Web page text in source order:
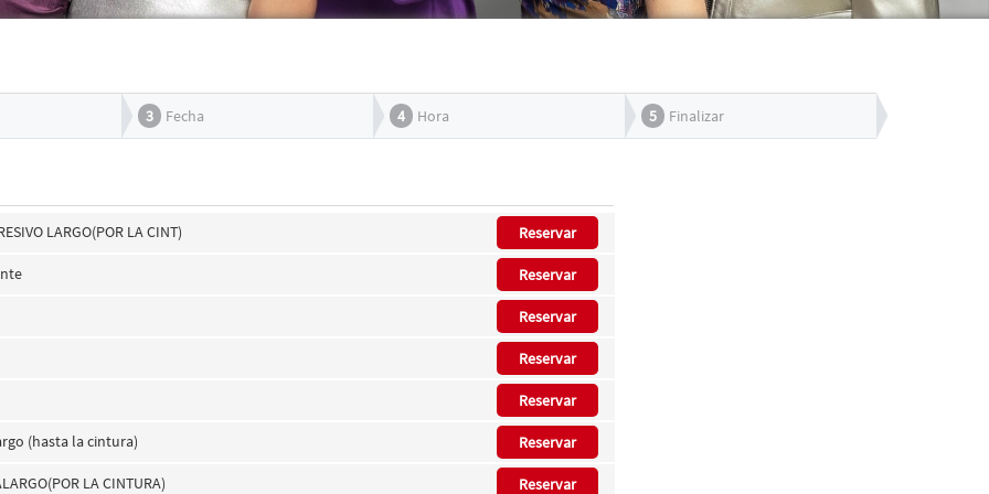
3 Fecha 4 Hora 5 Finalizar
LARGO(POR LA CINT) Reservar
Reservar
Reservar
Reservar
Reservar
(hasta la cintura) Reservar
LA CINTURA) Reservar